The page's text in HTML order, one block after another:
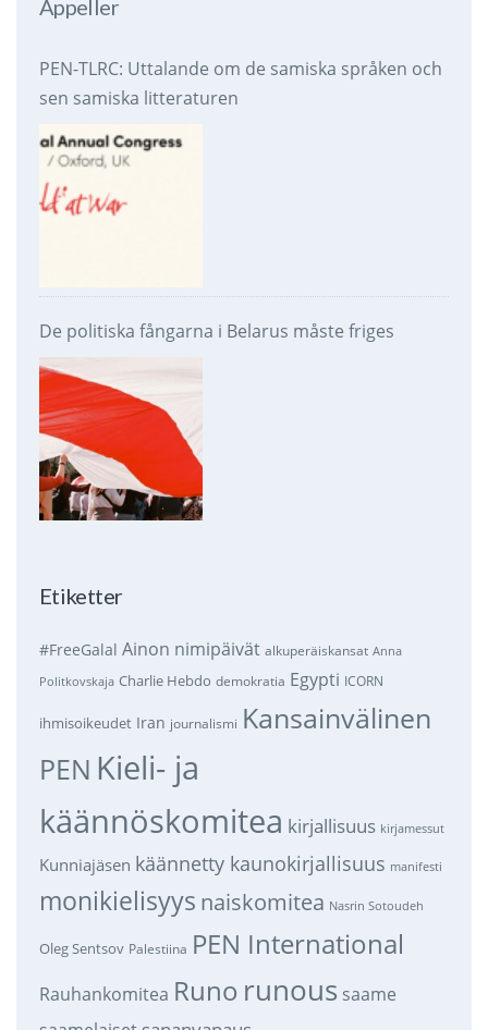
Appeller
PEN-TLRC: Uttalande om de samiska språken och
sen samiska litteraturen
De politiska fångarna i Belarus måste friges
Etiketter
#FreeGalal Ainon nimipäivät alkuperäiskansat Anna
Politkovskaja Charlie Hebdo demokratia Egypti ICORN
ihmisoikeudet Iran journalismi Kansainvälinen
PEN Kieli- ja
käännöskomitea kirjallisuus kirjamessut
Kunniajäsen käännetty kaunokirjallisuus manifesti
monikielisyys naiskomitea Nasrin Sotoudeh
Oleg Sentsov Palestiina PEN International
Rauhankomitea Runo runous saame